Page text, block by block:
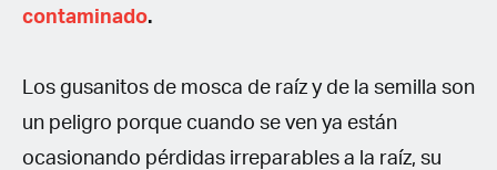
contaminado.
Los gusanitos de mosca de raíz y de la semilla son
un peligro porque cuando se ven ya están
ocasionando pérdidas irreparables a la raíz, su